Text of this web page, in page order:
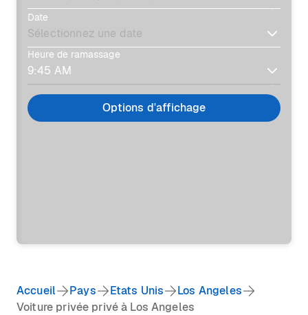
Date
Heure de ramassage
Options d'affichage
Accueil Pays Etats Unis
Los Angeles
Voiture privée privé à Los Angeles